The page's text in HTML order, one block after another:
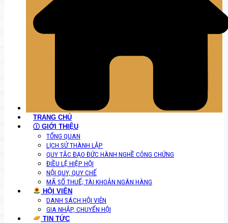
TRANG CHỦ
Ⓘ GIỚI THIỆU
TỔNG QUAN
LỊCH SỬ THÀNH LẬP
QUY TẮC ĐẠO ĐỨC HÀNH NGHỀ CÔNG CHỨNG
ĐIỀU LỆ HIỆP HỘI
NỘI QUY, QUY CHẾ
MÃ SỐ THUẾ; TÀI KHOẢN NGÂN HÀNG
HỘI VIÊN
DANH SÁCH HỘI VIÊN
GIA NHẬP, CHUYỂN HỘI
TIN TỨC